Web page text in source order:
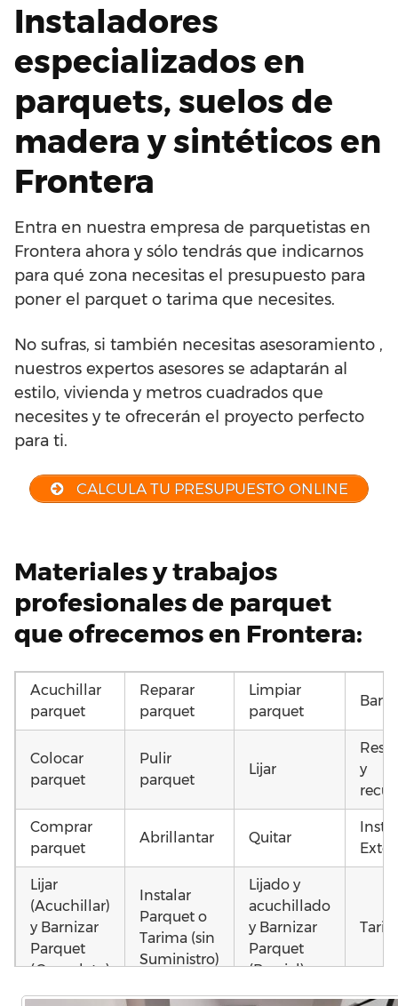
Instaladores
especializados en
parquets, suelos de
madera y sintéticos en
Frontera
Entra en nuestra empresa de parquetistas en
Frontera ahora y sólo tendrás que indicarnos
para qué zona necesitas el presupuesto para
poner el parquet o tarima que necesites.
No sufras, si también necesitas asesoramiento ,
nuestros expertos asesores se adaptarán al
estilo, vivienda y metros cuadrados que
necesites y te ofrecerán el proyecto perfecto
para ti.
CALCULA TU PRESUPUESTO ONLINE
Materiales y trabajos
profesionales de parquet
que ofrecemos en Frontera:
Acuchillar
parquet
Reparar
parquet
Limpiar
parquet
Colocar
parquet
Pulir
parquet
Lijar
y
Comprar
parquet
Abrillantar Quitar
Lijar
(Acuchillar)
y Barnizar
Parquet
(Completo)
Instalar
Parquet o
Tarima (sin
Suministro)
Lijado y
acuchillado
y Barnizar
Parquet
(Parcial)